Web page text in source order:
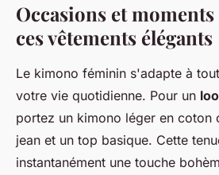
Occasions et
ces vêtements élégants
Le kimono féminin s'adapte à
votre vie quotidienne. Pour un
portez un kimono léger en coton
jean et un top basique. Cette
instantanément une touche